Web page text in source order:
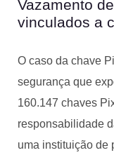
Vazamento
vinculados a
O caso da chave
segurança que
160.147 chaves
responsabilidade
uma instituição de